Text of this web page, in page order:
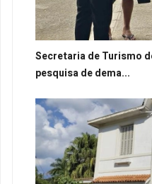
Secretaria de Turismo
pesquisa de dema...